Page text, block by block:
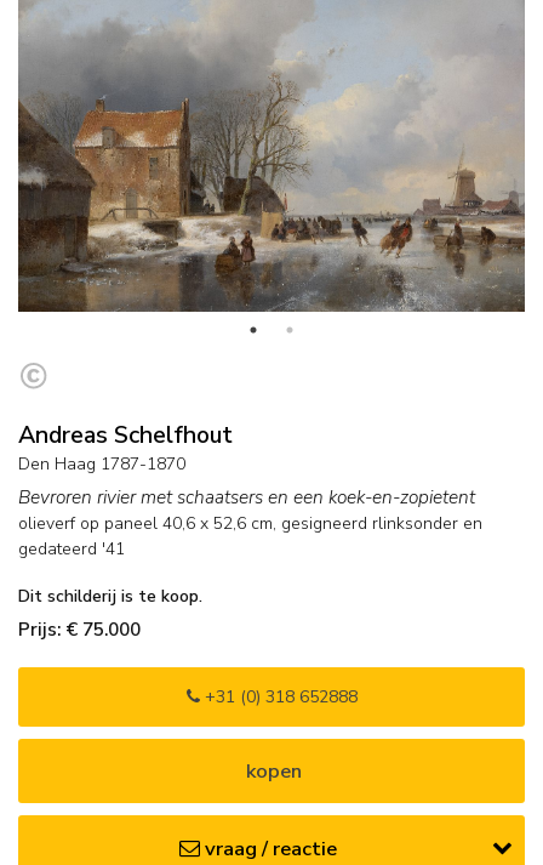
Andreas Schelfhout
Den Haag 1787-1870
Bevroren rivier met schaatsers en een koek-en-zopietent
olieverf op paneel 40,6 x 52,6 cm, gesigneerd rlinksonder en
gedateerd '41
Dit schilderij is te koop.
Prijs: € 75.000
+31 (0) 318 652888
kopen
vraag / reactie